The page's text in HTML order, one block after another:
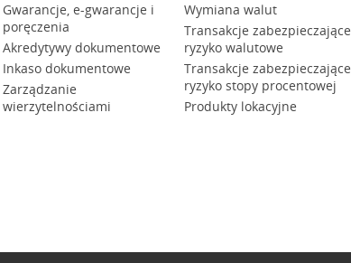
Gwarancje, e-gwarancje i
poręczenia
Akredytywy dokumentowe
Inkaso dokumentowe
Zarządzanie
wierzytelnościami
Wymiana walut
Transakcje zabezpieczające
ryzyko walutowe
Transakcje zabezpieczające
ryzyko stopy procentowej
Produkty lokacyjne